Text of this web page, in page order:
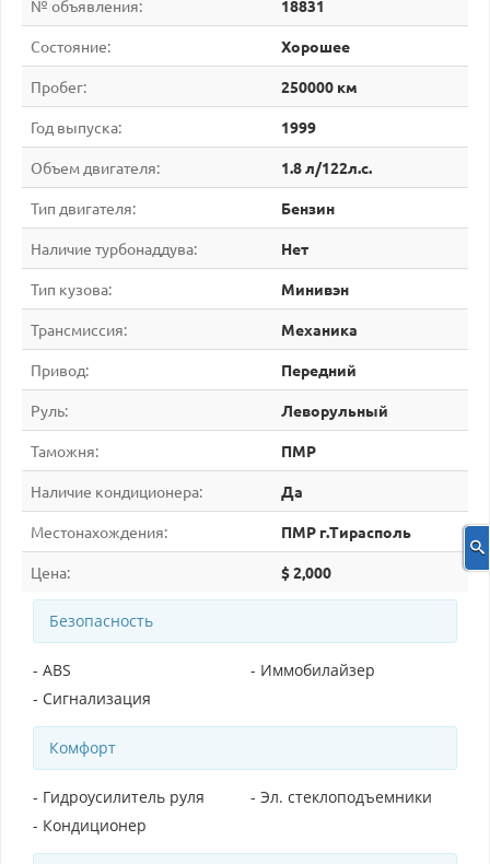
№ объявления: 18831
Состояние: Хорошее
Пробег: 250000 км
Год выпуска: 1999
Объем двигателя: 1.8 л/122л.с.
Тип двигателя: Бензин
Наличие турбонаддува: Нет
Тип кузова: Минивэн
Трансмиссия: Механика
Привод: Передний
Руль: Леворульный
Таможня: ПМР
Наличие кондиционера: Да
Местонахождения: ПМР г.Тирасполь
Цена: $ 2,000
Безопасность
- ABS
- Иммобилайзер
- Сигнализация
Комфорт
- Гидроусилитель руля
- Эл. стеклоподъемники
- Кондиционер